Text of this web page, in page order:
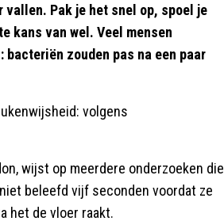
vallen. Pak je het snel op, spoel je
kans van wel. Veel mensen
zouden pas na een paar
volgens
wijst op meerdere onderzoeken die
beleefd vijf seconden voordat ze
het de vloer raakt.